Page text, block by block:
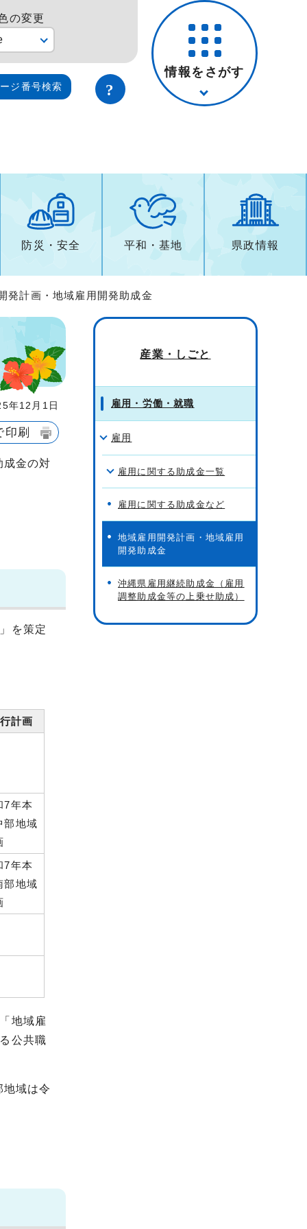
の変更
ジ番号検索
情報をさがす
防災・安全 平和・基地 県政情報
発計画・地域雇用開発助成金
年12月1日
印刷
成金の対
を策定
計画
7年本
部地域
7年本
部地域
地域雇
公共職
域は令
産業・しごと
雇用・労働・就職
雇用
雇用に関する助成金一覧
雇用に関する助成金など
地域雇用開発計画・地域雇用
開発助成金
沖縄県雇用継続助成金（雇用
調整助成金等の上乗せ助成）